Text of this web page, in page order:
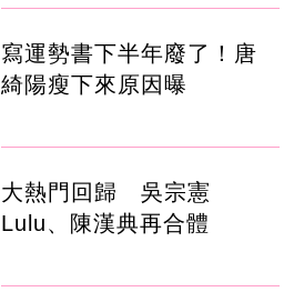
寫運勢書下半年廢了！唐
綺陽瘦下來原因曝
大熱門回歸 吳宗憲
Lulu、陳漢典再合體